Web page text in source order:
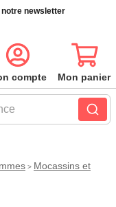
newsletter
compte Mon panier
> Mocassins et